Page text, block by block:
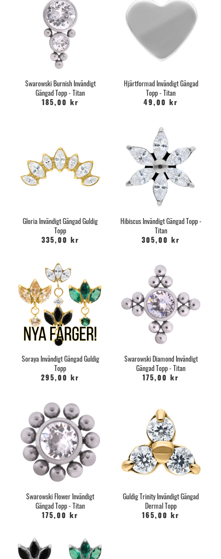
Swarowski Burnish Invändigt
Gängad Topp - Titan
185,00 kr
Hjärtformad Invändigt Gängad
Topp - Titan
49,00 kr
Gloria Invändigt Gängad Guldig
Topp
335,00 kr
Hibiscus Invändigt Gängad Topp -
Titan
305,00 kr
Soraya Invändigt Gängad Guldig
Topp
295,00 kr
Swarowski Diamond Invändigt
Gängad Topp - Titan
175,00 kr
Swarowski Flower Invändigt
Gängad Topp - Titan
175,00 kr
Guldig Trinity Invändigt Gängad
Dermal Topp
165,00 kr